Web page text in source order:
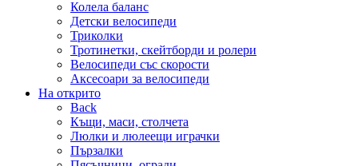
Колела баланс
Детски велосипеди
Триколки
Тротинетки, скейтборди и ролери
Велосипеди със скорости
Аксесоари за велосипеди
На открито
Back
Къщи, маси, столчета
Люлки и люлеещи играчки
Пързалки